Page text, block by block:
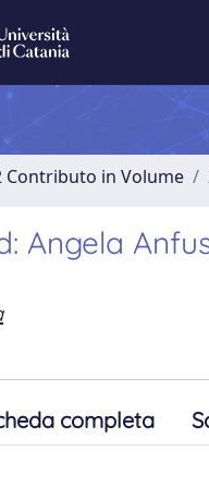
Contributo in Volume
Angela
completa